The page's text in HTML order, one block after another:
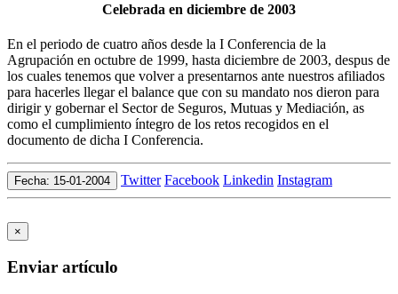
Celebrada en diciembre de 2003
En el periodo de cuatro años desde la I Conferencia de la
Agrupación en octubre de 1999, hasta diciembre de 2003, despus de
los cuales tenemos que volver a presentarnos ante nuestros afiliados
para hacerles llegar el balance que con su mandato nos dieron para
dirigir y gobernar el Sector de Seguros, Mutuas y Mediación, as
como el cumplimiento íntegro de los retos recogidos en el
documento de dicha I Conferencia.
Fecha: 15-01-2004 Twitter Facebook Linkedin Instagram
×
Enviar artículo